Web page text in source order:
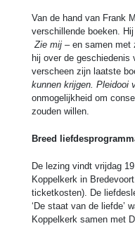
Van de hand van Frank
verschillende boeken.
Zie mij – en samen met
hij over de geschiedenis
verscheen zijn laatste
kunnen krijgen. Pleidooi
onmogelijkheid om
zouden willen.
Breed
De lezing vindt vrijdag
Koppelkerk in
ticketkosten). De
‘De staat van de liefde’
Koppelkerk samen met